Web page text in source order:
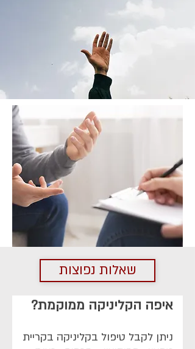
שאלות נפוצות
איפה הקליניקה ממוקמת?
ניתן לקבל טיפול בקליניקה בקריית